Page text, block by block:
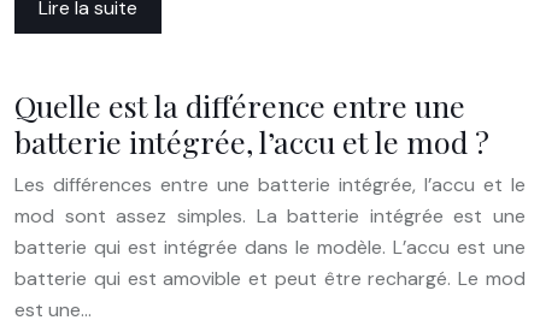
Lire la suite
Quelle est la différence entre une
batterie intégrée, l’accu et le mod ?
Les différences entre une batterie intégrée, l’accu et le
mod sont assez simples. La batterie intégrée est une
batterie qui est intégrée dans le modèle. L’accu est une
batterie qui est amovible et peut être rechargé. Le mod
est une…